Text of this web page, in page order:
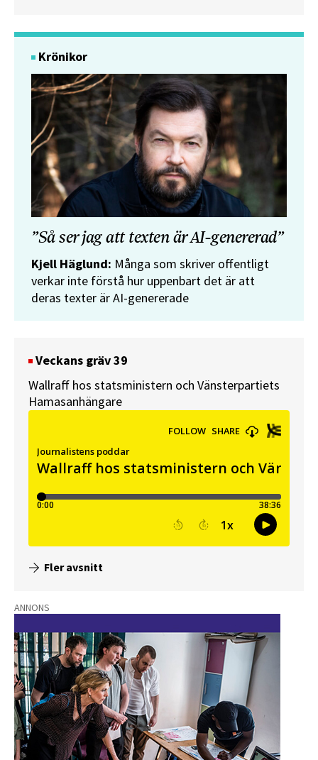
Krönikor
”Så ser jag att texten är AI-genererad”
Kjell Häglund: Många som skriver offentligt
verkar inte förstå hur uppenbart det är att
deras texter är AI-genererade
Veckans gräv 39
Wallraff hos statsministern och Vänsterpartiets
Hamasanhängare
Fler avsnitt
ANNONS